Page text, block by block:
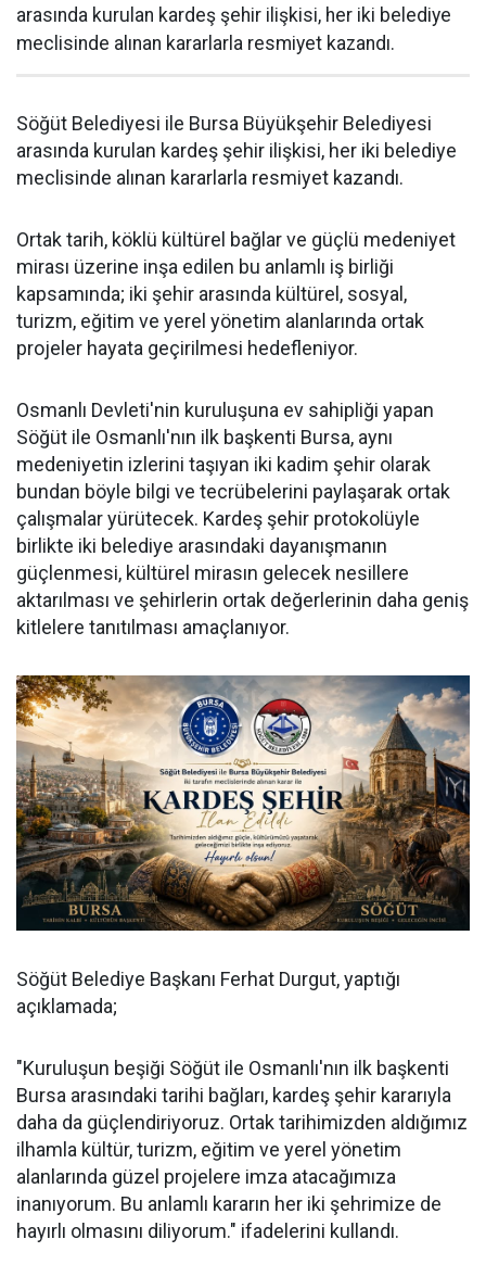
arasında kurulan kardeş şehir ilişkisi, her iki belediye
meclisinde alınan kararlarla resmiyet kazandı.
Söğüt Belediyesi ile Bursa Büyükşehir Belediyesi
arasında kurulan kardeş şehir ilişkisi, her iki belediye
meclisinde alınan kararlarla resmiyet kazandı.
Ortak tarih, köklü kültürel bağlar ve güçlü medeniyet
mirası üzerine inşa edilen bu anlamlı iş birliği
kapsamında; iki şehir arasında kültürel, sosyal,
turizm, eğitim ve yerel yönetim alanlarında ortak
projeler hayata geçirilmesi hedefleniyor.
Osmanlı Devleti'nin kuruluşuna ev sahipliği yapan
Söğüt ile Osmanlı'nın ilk başkenti Bursa, aynı
medeniyetin izlerini taşıyan iki kadim şehir olarak
bundan böyle bilgi ve tecrübelerini paylaşarak ortak
çalışmalar yürütecek. Kardeş şehir protokolüyle
birlikte iki belediye arasındaki dayanışmanın
güçlenmesi, kültürel mirasın gelecek nesillere
aktarılması ve şehirlerin ortak değerlerinin daha geniş
kitlelere tanıtılması amaçlanıyor.
Söğüt Belediye Başkanı Ferhat Durgut, yaptığı
açıklamada;
"Kuruluşun beşiği Söğüt ile Osmanlı'nın ilk başkenti
Bursa arasındaki tarihi bağları, kardeş şehir kararıyla
daha da güçlendiriyoruz. Ortak tarihimizden aldığımız
ilhamla kültür, turizm, eğitim ve yerel yönetim
alanlarında güzel projelere imza atacağımıza
inanıyorum. Bu anlamlı kararın her iki şehrimize de
hayırlı olmasını diliyorum." ifadelerini kullandı.